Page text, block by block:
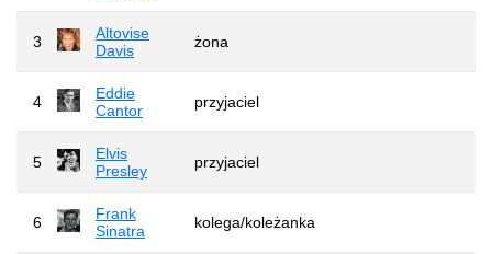
3
Altovise
Davis
żona
4
Eddie
Cantor
przyjaciel
5
Elvis
Presley
przyjaciel
6
Frank
Sinatra
kolega/koleżanka